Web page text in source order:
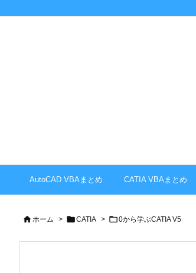
AutoCAD VBAまとめ CATIA VBAまとめ
 ホーム > CATIA > 0から学ぶCATIA V5